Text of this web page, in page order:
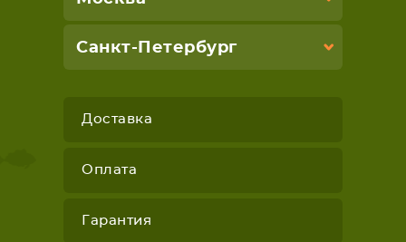
Санкт-Петербург
Доставка
Оплата
Гарантия